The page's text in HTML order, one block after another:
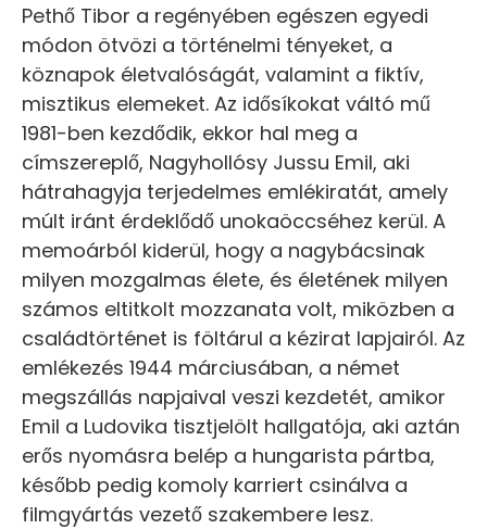
Pethő Tibor a regényében egészen egyedi
módon ötvözi a történelmi tényeket, a
köznapok életvalóságát, valamint a fiktív,
misztikus elemeket. Az idősíkokat váltó mű
1981-ben kezdődik, ekkor hal meg a
címszereplő, Nagyhollósy Jussu Emil, aki
hátrahagyja terjedelmes emlékiratát, amely
múlt iránt érdeklődő unokaöccséhez kerül. A
memoárból kiderül, hogy a nagybácsinak
milyen mozgalmas élete, és életének milyen
számos eltitkolt mozzanata volt, miközben a
családtörténet is föltárul a kézirat lapjairól. Az
emlékezés 1944 márciusában, a német
megszállás napjaival veszi kezdetét, amikor
Emil a Ludovika tisztjelölt hallgatója, aki aztán
erős nyomásra belép a hungarista pártba,
később pedig komoly karriert csinálva a
filmgyártás vezető szakembere lesz.